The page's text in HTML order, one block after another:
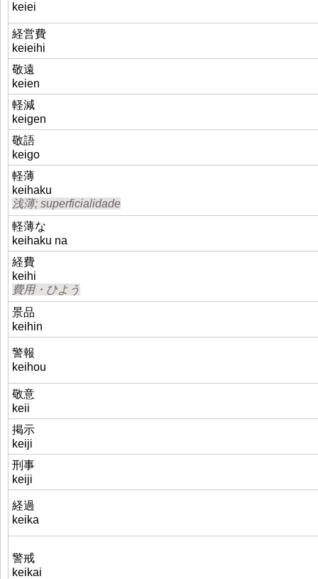
keiei
経営費
keieihi
敬遠
keien
軽減
keigen
敬語
keigo
軽薄
keihaku
浅薄; superficialidade
軽薄な
keihaku na
経費
keihi
費用・ひよう
景品
keihin
警報
keihou
敬意
keii
掲示
keiji
刑事
keiji
経過
keika
警戒
keikai